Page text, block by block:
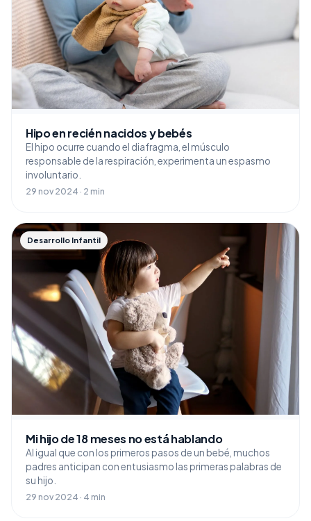
Hipo en recién nacidos y bebés
El hipo ocurre cuando el diafragma, el músculo
responsable de la respiración, experimenta un espasmo
involuntario.
29 nov 2024 · 2 min
Desarrollo Infantil
Mi hijo de 18 meses no está hablando
Al igual que con los primeros pasos de un bebé, muchos
padres anticipan con entusiasmo las primeras palabras de
su hijo.
29 nov 2024 · 4 min